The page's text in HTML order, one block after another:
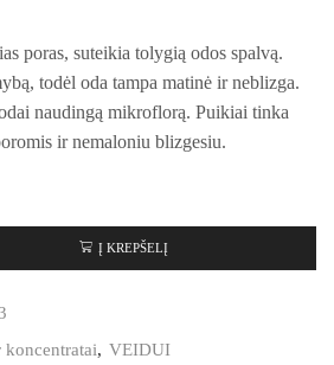
poras, suteikia tolygią odos spalvą.
todėl oda tampa matinė ir neblizga.
naudingą mikroflorą. Puikiai tinka
ir nemaloniu blizgesiu.
Į KREPŠELĮ
, VEIDUI